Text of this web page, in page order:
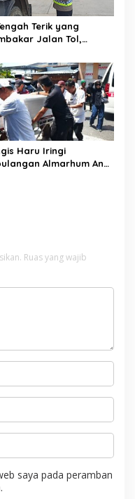
Terik yang
Jalan Tol,
Dharmawati
Hati Para Sopir
Haru Iringi
Almarhum Andi
Ruas yang wajib
saya pada peramban